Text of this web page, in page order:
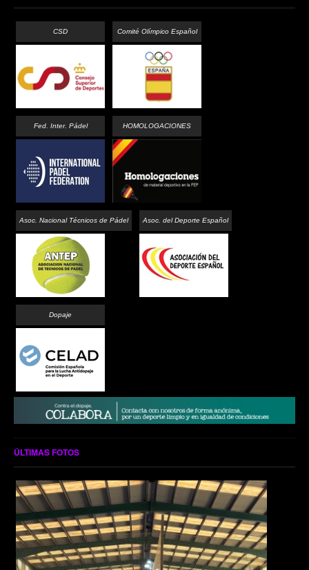
CSD Comité Olímpico Español
Fed. Inter. Pádel HOMOLOGACIONES
Asoc. Nacional Técnicos de Pádel Asoc. del Deporte Español
Dopaje
ÚLTIMAS FOTOS